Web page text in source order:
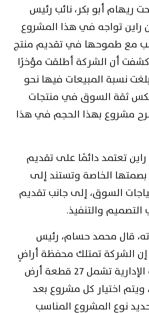
ريهام أبو بكر، نائب رئيس
راين تواجه في هذا المشروع
مع طموحها في تقديم منتج
أن الشركة أطلقت مؤخرًا
نسبة المبيعات فيها نحو
ثقة السوق في منتجات
مشروع بهذا الحجم في هذا
تعتمد دائمًا على تقديم
الخاصة وتستند إلى
السوق، إلى جانب تقديم
والتنفيذ.
قال محمد حسام، رئيس
إن الشركة تمتلك محفظة أراضٍ
مميزة بالعاصمة الإدارية تشمل 27 قطعة أرض
ويتم اختيار كل مشروع بعد
نوع المشروع المناسب